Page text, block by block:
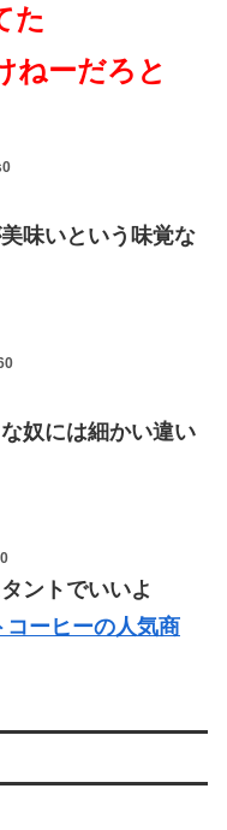
た
ねーだろと
味いという味覚な
奴には細かい違い
ントでいいよ
コーヒーの人気商